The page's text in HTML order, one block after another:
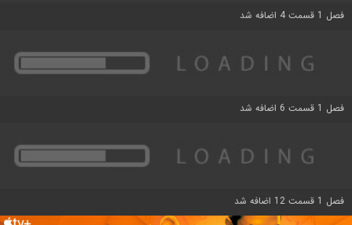
فصل 1 قسمت 4 اضافه شد
فصل 1 قسمت 6 اضافه شد
فصل 1 قسمت 12 اضافه شد